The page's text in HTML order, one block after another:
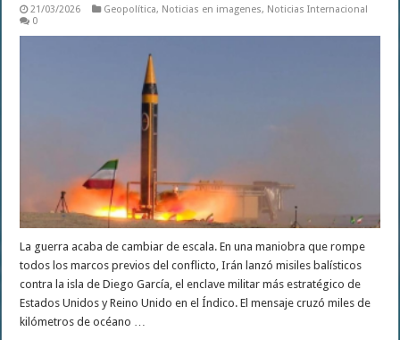
21/03/2026 Geopolítica, Noticias en imagenes, Noticias Internacional
0
La guerra acaba de cambiar de escala. En una maniobra que rompe
todos los marcos previos del conflicto, Irán lanzó misiles balísticos
contra la isla de Diego García, el enclave militar más estratégico de
Estados Unidos y Reino Unido en el Índico. El mensaje cruzó miles de
kilómetros de océano …